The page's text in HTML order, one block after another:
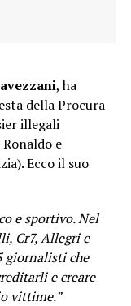
, ha
della Procura
illegali
e
Ecco il suo
e sportivo. Nel
Cr7, Allegri e
giornalisti che
e creare
vittime.”